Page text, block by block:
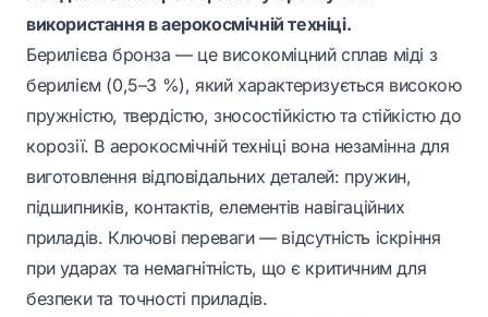
використання в аерокосмічній техніці.
Берилієва бронза — це високоміцний сплав міді з
берилієм (0,5–3 %), який характеризується високою
пружністю, твердістю, зносостійкістю та стійкістю до
корозії. В аерокосмічній техніці вона незамінна для
виготовлення відповідальних деталей: пружин,
підшипників, контактів, елементів навігаційних
приладів. Ключові переваги — відсутність іскріння
при ударах та немагнітність, що є критичним для
безпеки та точності приладів.